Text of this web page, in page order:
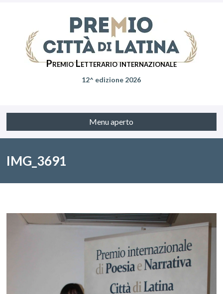
Premio Letterario internazionale
12^ edizione 2026
Menu aperto
IMG_3691